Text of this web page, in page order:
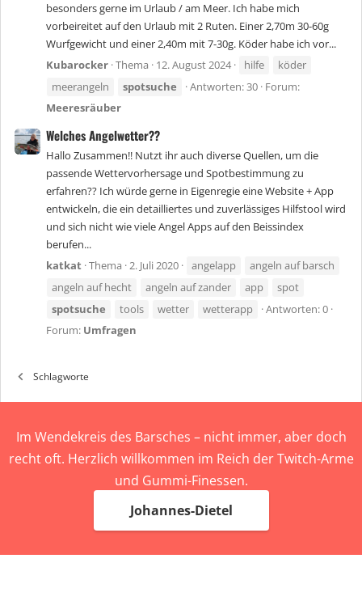
besonders gerne im Urlaub / am Meer. Ich habe mich
vorbeireitet auf den Urlaub mit 2 Ruten. Einer 2,70m 30-60g
Wurfgewicht und einer 2,40m mit 7-30g. Köder habe ich vor...
Kubarocker Thema 12. August 2024 hilfe
köder
meerangeln
spotsuche Antworten: 30 Forum:
Meeresräuber
Welches Angelwetter??
Hallo Zusammen!! Nutzt ihr auch diverse Quellen, um die
passende Wettervorhersage und Spotbestimmung zu
erfahren?? Ich würde gerne in Eigenregie eine Website + App
entwickeln, die ein detailliertes und zuverlässiges Hilfstool wird
und sich nicht wie viele Angel Apps auf den Beissindex
berufen...
katkat Thema 2. Juli 2020 angelapp
angeln auf barsch
angeln auf hecht
angeln auf zander app
spot
spotsuche
tools wetter wetterapp
Antworten: 0
Forum: Umfragen
Schlagworte
Im Wendekreis des Barsches – nicht immer, aber doch
recht oft. Herzlich willkommen im Reich der Twitch-Arme
und Gummi-Finessen.
Johannes-Dietel